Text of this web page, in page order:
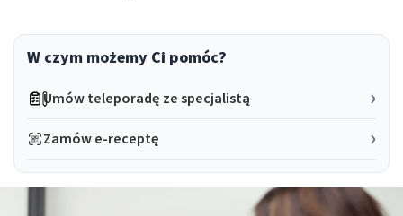
W czym możemy Ci pomóc?
Umów teleporadę ze specjalistą
Zamów e-receptę